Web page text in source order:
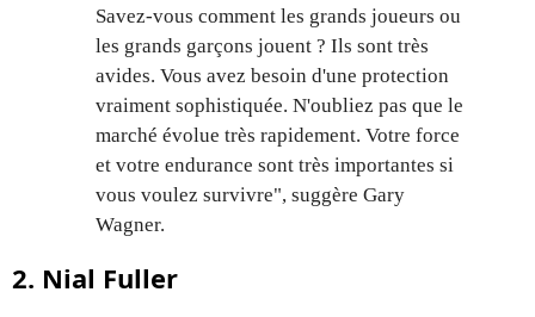
Savez-vous comment les grands joueurs ou
les grands garçons jouent ? Ils sont très
avides. Vous avez besoin d'une protection
vraiment sophistiquée. N'oubliez pas que le
marché évolue très rapidement. Votre force
et votre endurance sont très importantes si
vous voulez survivre", suggère Gary
Wagner.
2. Nial Fuller